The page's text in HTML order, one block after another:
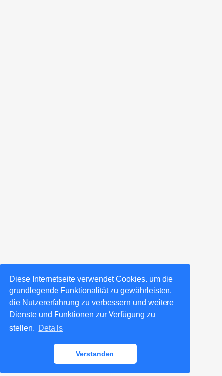
Diese Internetseite verwendet Cookies, um die
grundlegende Funktionalität zu gewährleisten,
die Nutzererfahrung zu verbessern und weitere
Dienste und Funktionen zur Verfügung zu
stellen. Details
Verstanden